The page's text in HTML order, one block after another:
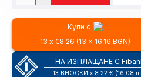
Купи с
13 x €8.26 (13 x 16.16 BGN)
НА ИЗПЛАЩАНЕ С
13 ВНОСКИ x 8.22 € (16.08